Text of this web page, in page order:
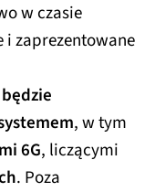
w czasie
i zaprezentowane
, w tym
6G, liczącymi
. Poza